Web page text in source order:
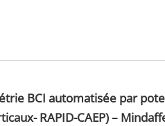
BCI automatisée par
RAPID-CAEP) –